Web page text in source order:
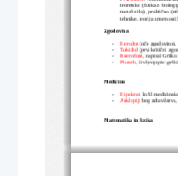
teoretsko (fizika z
metafizika), praktično
tehnike, teorija umetnosti).
Zgodovina
- Herodot (oče
-
Tukidid (prvi kritični
-
Ksenofont, napisal Grško
-
Plutarh, življenjepisi
Medicina
- Hipokrat: ločil
-
Asklepij: bog
Matematika in fizika